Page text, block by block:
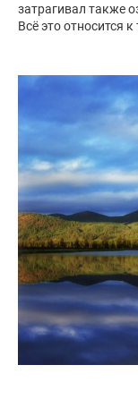
затрагивал также
Всё это относится